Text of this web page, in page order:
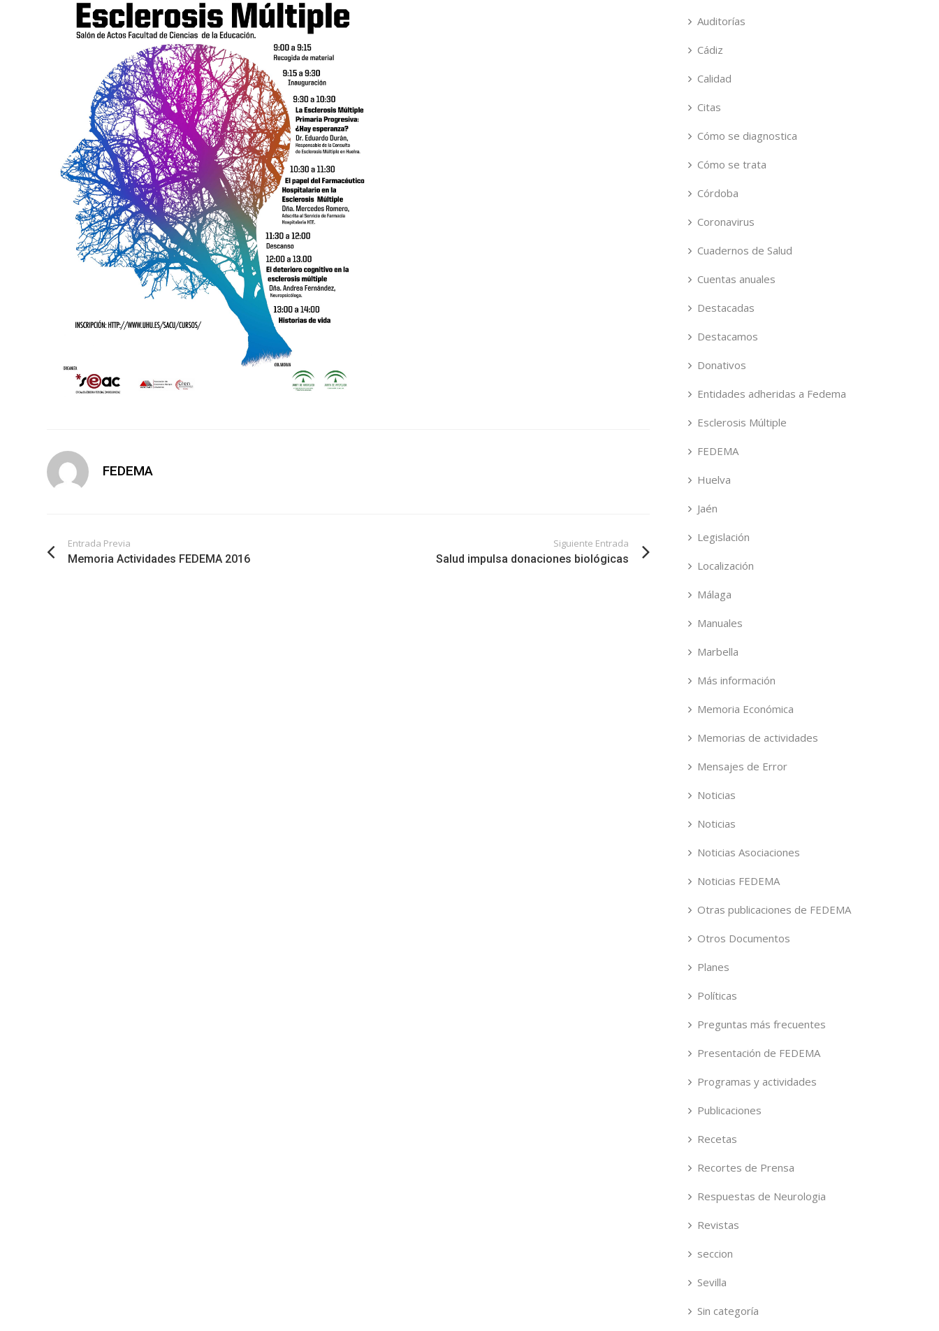
FEDEMA
Entrada Previa
Memoria Actividades FEDEMA 2016
Siguiente Entrada
Salud impulsa donaciones biológicas
Auditorías
Cádiz
Calidad
Citas
Cómo se diagnostica
Cómo se trata
Córdoba
Coronavirus
Cuadernos de Salud
Cuentas anuales
Destacadas
Destacamos
Donativos
Entidades adheridas a Fedema
Esclerosis Múltiple
FEDEMA
Huelva
Jaén
Legislación
Localización
Málaga
Manuales
Marbella
Más información
Memoria Económica
Memorias de actividades
Mensajes de Error
Noticias
Noticias
Noticias Asociaciones
Noticias FEDEMA
Otras publicaciones de FEDEMA
Otros Documentos
Planes
Políticas
Preguntas más frecuentes
Presentación de FEDEMA
Programas y actividades
Publicaciones
Recetas
Recortes de Prensa
Respuestas de Neurologia
Revistas
seccion
Sevilla
Sin categoría